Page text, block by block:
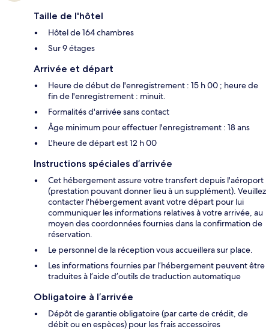
Taille de l'hôtel
Hôtel de 164 chambres
Sur 9 étages
Arrivée et départ
Heure de début de l'enregistrement : 15 h 00 ; heure de
fin de l'enregistrement : minuit.
Formalités d'arrivée sans contact
Âge minimum pour effectuer l'enregistrement : 18 ans
L'heure de départ est 12 h 00
Instructions spéciales d’arrivée
Cet hébergement assure votre transfert depuis l'aéroport
(prestation pouvant donner lieu à un supplément). Veuillez
contacter l'hébergement avant votre départ pour lui
communiquer les informations relatives à votre arrivée, au
moyen des coordonnées fournies dans la confirmation de
réservation.
Le personnel de la réception vous accueillera sur place.
Les informations fournies par l’hébergement peuvent être
traduites à l’aide d’outils de traduction automatique
Obligatoire à l’arrivée
Dépôt de garantie obligatoire (par carte de crédit, de
débit ou en espèces) pour les frais accessoires